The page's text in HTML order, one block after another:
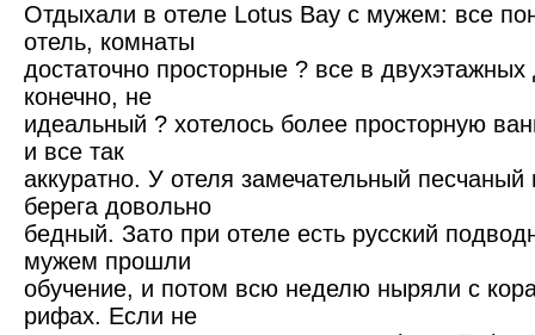
Отдыхали в отеле Lotus Bay с мужем: все
отель, комнаты
достаточно просторные ? все в
конечно, не
идеальный ? хотелось более просторную
и все так
аккуратно. У отеля замечательный
берега довольно
бедный. Зато при отеле есть русский
мужем прошли
обучение, и потом всю неделю ныряли с
рифах. Если не